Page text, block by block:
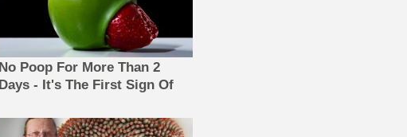
No Poop For More Than 2
Days - It's The First Sign Of